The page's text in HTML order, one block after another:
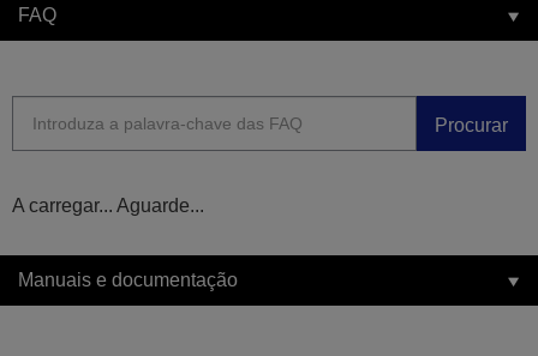
FAQ
Procurar
A carregar... Aguarde...
Manuais e documentação